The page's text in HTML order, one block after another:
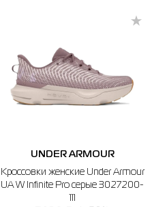
UNDER ARMOUR
Кроссовки женские Under Armour
UA W Infinite Pro серые 3027200-